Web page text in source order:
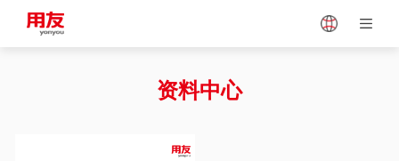
Vietnam
资料中心